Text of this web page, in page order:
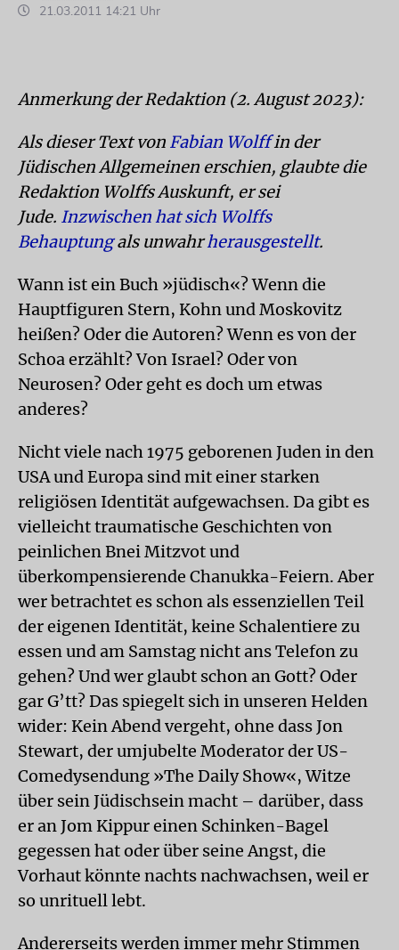
21.03.2011 14:21 Uhr
Anmerkung der Redaktion (2. August 2023):
Als dieser Text von Fabian Wolffin der
Jüdischen Allgemeinen erschien, glaubte die
Redaktion Wolffs Auskunft, er sei
Jude. Inzwischen hat sich Wolffs
Behauptungals unwahrherausgestellt.
Wann ist ein Buch »jüdisch«? Wenn die
Hauptfiguren Stern, Kohn und Moskovitz
heißen? Oder die Autoren? Wenn es von der
Schoa erzählt? Von Israel? Oder von
Neurosen? Oder geht es doch um etwas
anderes?
Nicht viele nach 1975 geborenen Juden in den
USA und Europa sind mit einer starken
religiösen Identität aufgewachsen. Da gibt es
vielleicht traumatische Geschichten von
peinlichen Bnei Mitzvot und
überkompensierende Chanukka-Feiern. Aber
wer betrachtet es schon als essenziellen Teil
der eigenen Identität, keine Schalentiere zu
essen und am Samstag nicht ans Telefon zu
gehen? Und wer glaubt schon an Gott? Oder
gar G’tt? Das spiegelt sich in unseren Helden
wider: Kein Abend vergeht, ohne dass Jon
Stewart, der umjubelte Moderator der US-
Comedysendung »The Daily Show«, Witze
über sein Jüdischsein macht – darüber, dass
er an Jom Kippur einen Schinken-Bagel
gegessen hat oder über seine Angst, die
Vorhaut könnte nachts nachwachsen, weil er
so unrituell lebt.
Andererseits werden immer mehr Stimmen